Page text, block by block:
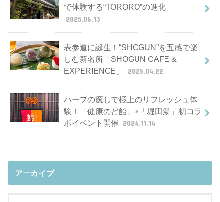
で体験する“TORORO”の進化
2025.06.13
表参道に誕生！“SHOGUN”を五感で楽
しむ新名所「SHOGUN CAFE &
EXPERIENCE」
2025.04.22
ハーブの癒しで極上のリフレッシュ体
験！「健康のど飴」×「堀田湯」初コラ
ボイベント開催 2024.11.14
アーカイブ